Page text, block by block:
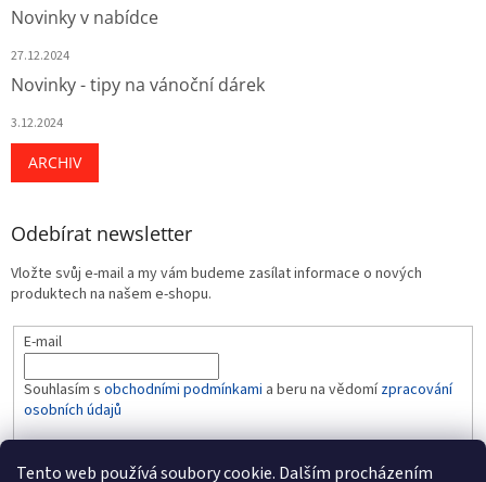
Tento web používá soubory cookie. Dalším procházením
Novinky v nabídce
27.12.2024
Novinky - tipy na vánoční dárek
3.12.2024
ARCHIV
Odebírat newsletter
Vložte svůj e-mail a my vám budeme zasílat informace o nových
produktech na našem e-shopu.
E-mail
Souhlasím s obchodními podmínkami a beru na vědomízpracování
osobních údajů
PŘIHLÁSIT SE